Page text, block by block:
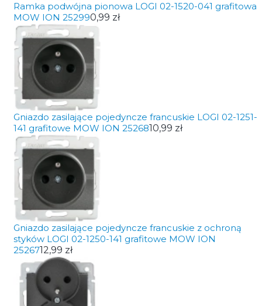
Ramka podwójna pionowa LOGI 02-1520-041 grafitowa
MOW ION 252990,99 zł
Gniazdo zasilające pojedyncze francuskie LOGI 02-1251-
141 grafitowe MOW ION 2526810,99 zł
Gniazdo zasilające pojedyncze francuskie z ochroną
styków LOGI 02-1250-141 grafitowe MOW ION
2526712,99 zł